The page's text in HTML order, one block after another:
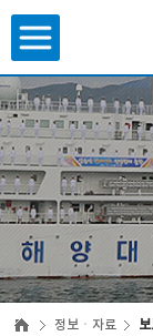
정보ㆍ자료